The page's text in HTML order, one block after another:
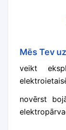
Mēs Tev
veikt
novērst